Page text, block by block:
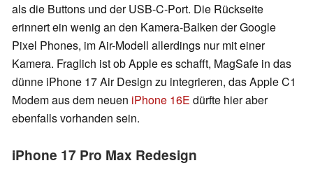
als die Buttons und der USB-C-Port. Die Rückseite
erinnert ein wenig an den Kamera-Balken der Google
Pixel Phones, im Air-Modell allerdings nur mit einer
Kamera. Fraglich ist ob Apple es schafft, MagSafe in das
dünne iPhone 17 Air Design zu integrieren, das Apple C1
Modem aus dem neuen iPhone 16E dürfte hier aber
ebenfalls vorhanden sein.
iPhone 17 Pro Max Redesign